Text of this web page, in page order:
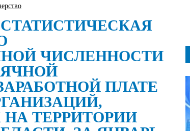
ЧИСЛЕННОСТИ
ПЛАТЕ
ТЕРРИТОРИИ